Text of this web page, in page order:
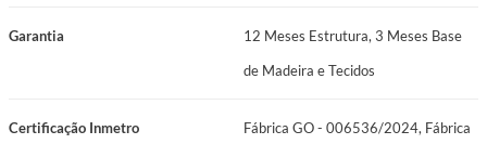
Garantia
12 Meses Estrutura, 3 Meses Base
de Madeira e Tecidos
Certificação Inmetro Fábrica GO - 006536/2024, Fábrica